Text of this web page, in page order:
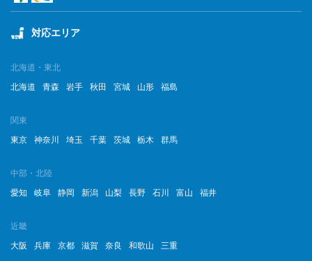
対応エリア
北海道・東北
北海道
青森 岩手 秋田 宮城 山形 福島
関東
東京
神奈川 埼玉 千葉 茨城 栃木 群馬
中部・北陸
愛知
岐阜 静岡 新潟 山梨 長野 石川 富山 福井
近畿
大阪
兵庫 京都 滋賀 奈良 和歌山 三重